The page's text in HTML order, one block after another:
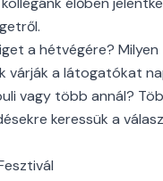
a hétvégére? Milyen
várják a látogatókat
vagy több annál?
keressük a